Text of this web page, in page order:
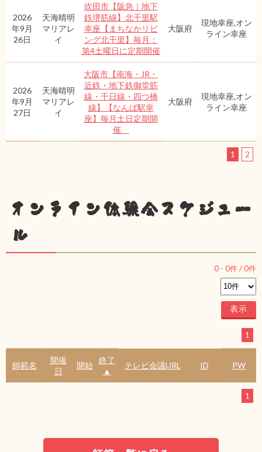
2026
年9月
26日
天海晴明
マリアレ
イ
吹田市【阪急｜地下
鉄堺筋線】北千里駅
幸座【まちなかリビ
ング北千里】毎月：
第4土曜日に定期開催
大阪府
現地幸座,オン
ライン幸座
2026
年9月
27日
天海晴明
マリアレ
イ
大阪市【南海・JR・
近鉄・地下鉄御堂筋
線・千日線・四つ橋
線】【なんば駅幸
座】毎月土日定期開
催
大阪府
現地幸座,オン
ライン幸座
1 2
オンライン体験会スケジュー
ル
0 - 0件 /0件
1
師範名
開催
日
開始
終了
▲
テレビ会議URL ID PW
1